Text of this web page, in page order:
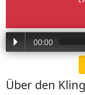
00:00
Über den